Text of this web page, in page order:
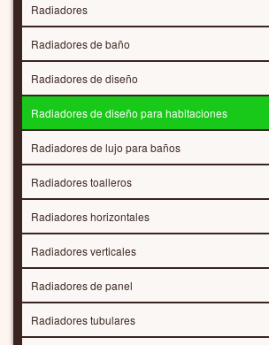
Radiadores
Radiadores de baño
Radiadores de diseño
Radiadores de diseño para habitaciones
Radiadores de lujo para baños
Radiadores toalleros
Radiadores horizontales
Radiadores verticales
Radiadores de panel
Radiadores tubulares